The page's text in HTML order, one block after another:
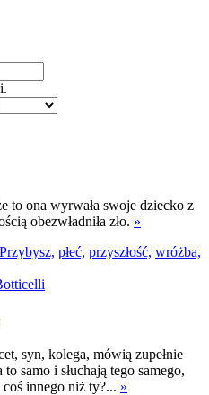
to ona wyrwała swoje dziecko z
obezwładniła zło. »
płeć, przyszłość, wróżba,
syn, kolega, mówią zupełnie
samo i słuchają tego samego,
coś innego niż ty?... »